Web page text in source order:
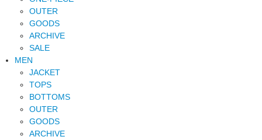
OUTER
GOODS
ARCHIVE
SALE
MEN
JACKET
TOPS
BOTTOMS
OUTER
GOODS
ARCHIVE